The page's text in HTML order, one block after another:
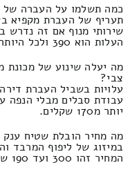
כמה תשלמו על העברה של
תעריף של העברת מקפיא
שירותי מנוף אם זה נדרש
העלות הוא 390 ולכל היותר מאתיים שקלים חדשים.
מה יעלה שינוע של מכונת
צבי?
עלויות בשביל העברת
יותר מ170 שקלים.
מה מחיר הובלת שטיח
במיזוג של ליפוף המרבד
המחיר זהו 300 ועד 190 שקלים.